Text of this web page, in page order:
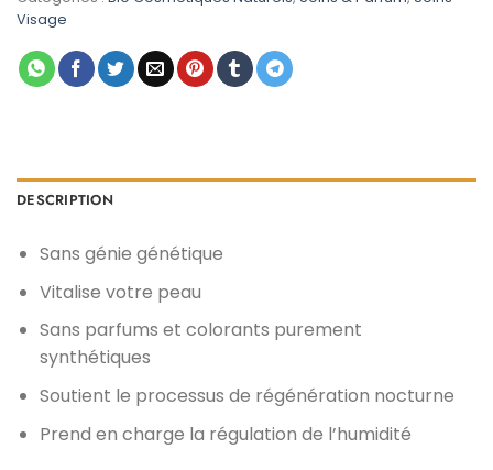
Visage
DESCRIPTION
Sans génie génétique
Vitalise votre peau
Sans parfums et colorants purement
synthétiques
Soutient le processus de régénération nocturne
Prend en charge la régulation de l’humidité